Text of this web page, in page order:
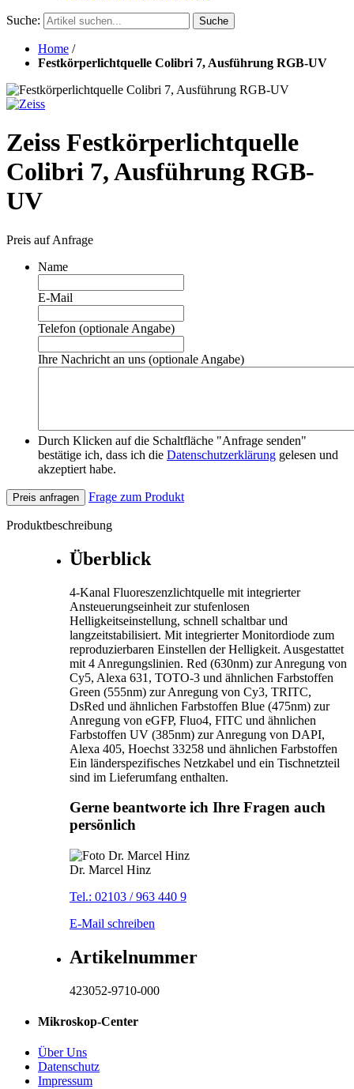
Suche: Suche
Home /
Festkörperlichtquelle Colibri 7, Ausführung RGB-UV
Zeiss Festkörperlichtquelle
Colibri 7, Ausführung RGB-
UV
Preis auf Anfrage
Name
E-Mail
Telefon (optionale Angabe)
Ihre Nachricht an uns (optionale Angabe)
Durch Klicken auf die Schaltfläche "Anfrage senden"
bestätige ich, dass ich die Datenschutzerklärung gelesen und
akzeptiert habe.
Preis anfragen Frage zum Produkt
Produktbeschreibung
Überblick
4-Kanal Fluoreszenzlichtquelle mit integrierter
Ansteuerungseinheit zur stufenlosen
Helligkeitseinstellung, schnell schaltbar und
langzeitstabilisiert. Mit integrierter Monitordiode zum
reproduzierbaren Einstellen der Helligkeit. Ausgestattet
mit 4 Anregungslinien. Red (630nm) zur Anregung von
Cy5, Alexa 631, TOTO-3 und ähnlichen Farbstoffen
Green (555nm) zur Anregung von Cy3, TRITC,
DsRed und ähnlichen Farbstoffen Blue (475nm) zur
Anregung von eGFP, Fluo4, FITC und ähnlichen
Farbstoffen UV (385nm) zur Anregung von DAPI,
Alexa 405, Hoechst 33258 und ähnlichen Farbstoffen
Ein länderspezifisches Netzkabel und ein Tischnetzteil
sind im Lieferumfang enthalten.
Gerne beantworte ich Ihre Fragen auch
persönlich
Dr. Marcel Hinz
Tel.: 02103 / 963 440 9
E-Mail schreiben
Artikelnummer
423052-9710-000
Mikroskop-Center
Über Uns
Datenschutz
Impressum